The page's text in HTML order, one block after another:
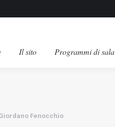
Il sito Programmi di sala
Fenocchio